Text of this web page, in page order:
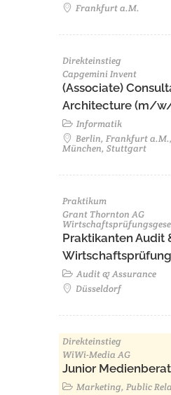
Frankfurt a.M.
Direkteinstieg
Capgemini Invent
(Associate)
Architecture (m/
Informatik
Berlin, Frankfurt
München, Stuttgart
Praktikum
Grant Thornton AG
Praktikanten Audit
Audit & Assurance
Düsseldorf
Direkteinstieg
WiWi-Media AG
Junior
Marketing, Public